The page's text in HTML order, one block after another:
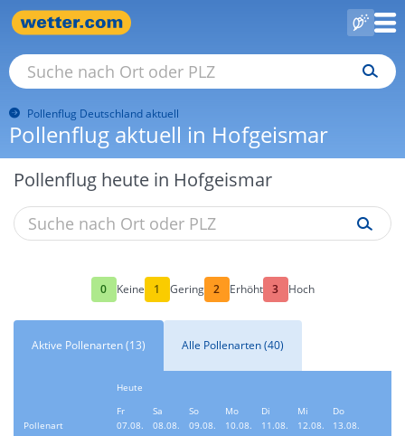
Pollenflug Deutschland aktuell
Pollenflug aktuell in Hofgeismar
Pollenflug heute in Hofgeismar
0 Keine 1 Gering 2 Erhöht 3 Hoch
Aktive Pollenarten (13) Alle Pollenarten (40)
Pollenart
Heute
Fr
07.08.
Sa
08.08.
So
09.08.
Mo
10.08.
Di
11.08.
Mi
12.08.
Do
13.08.